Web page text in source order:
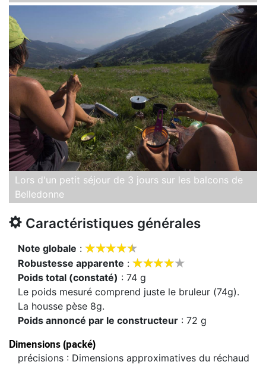
Lors d'un petit séjour de 3 jours sur les balcons de
Belledonne
Caractéristiques générales
Note globale : 

Robustesse apparente : 

Poids total (constaté) : 74 g
Le poids mesuré comprend juste le bruleur (74g).
La housse pèse 8g.
Poids annoncé par le constructeur : 72 g
Dimensions (packé)
précisions : Dimensions approximatives du réchaud